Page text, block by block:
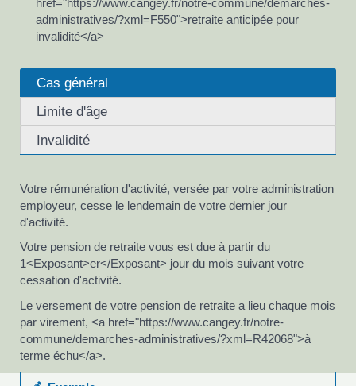
administratives/?xml=F550">retraite anticipée pour
invalidité</a>
Cas général
Limite d'âge
Invalidité
Votre rémunération d'activité, versée par votre administration
employeur, cesse le lendemain de votre dernier jour
d'activité.
Votre pension de retraite vous est due à partir du
1<Exposant>er</Exposant> jour du mois suivant votre
cessation d'activité.
Le versement de votre pension de retraite a lieu chaque mois
par virement, <a href="https://www.cangey.fr/notre-
commune/demarches-administratives/?xml=R42068">à
terme échu</a>.